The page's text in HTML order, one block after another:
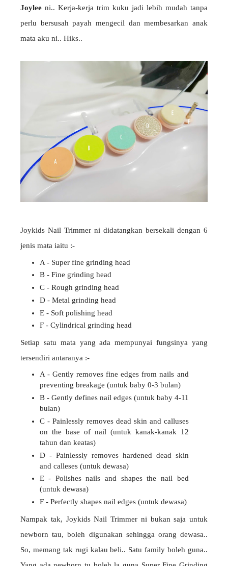
Joylee ni.. Kerja-kerja trim kuku jadi lebih mudah tanpa
perlu bersusah payah mengecil dan membesarkan anak
mata aku ni.. Hiks..
Joykids Nail Trimmer ni didatangkan bersekali dengan 6
jenis mata iaitu :-
A - Super fine grinding head
B - Fine grinding head
C - Rough grinding head
D - Metal grinding head
E - Soft polishing head
F - Cylindrical grinding head
Setiap satu mata yang ada mempunyai fungsinya yang
tersendiri antaranya :-
A - Gently removes fine edges from nails and
preventing breakage (untuk baby 0-3 bulan)
B - Gently defines nail edges (untuk baby 4-11
bulan)
C - Painlessly removes dead skin and calluses
on the base of nail (untuk kanak-kanak 12
tahun dan keatas)
D - Painlessly removes hardened dead skin
and calleses (untuk dewasa)
E - Polishes nails and shapes the nail bed
(untuk dewasa)
F - Perfectly shapes nail edges (untuk dewasa)
Nampak tak, Joykids Nail Trimmer ni bukan saja untuk
newborn tau, boleh digunakan sehingga orang dewasa..
So, memang tak rugi kalau beli.. Satu family boleh guna..